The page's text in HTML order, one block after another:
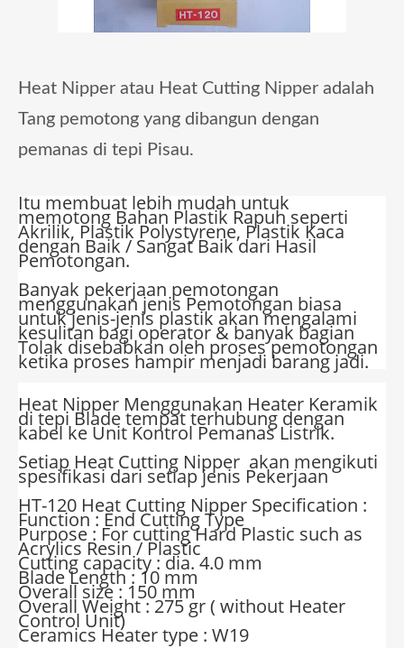
Heat Nipper atau Heat Cutting Nipper adalah
Tang pemotong yang dibangun dengan
pemanas di tepi Pisau.
Itu membuat lebih mudah untuk
memotong Bahan Plastik Rapuh seperti
Akrilik, Plastik Polystyrene, Plastik Kaca
dengan Baik / Sangat Baik dari Hasil
Pemotongan.
Banyak pekerjaan pemotongan
menggunakan jenis Pemotongan biasa
untuk jenis-jenis plastik akan mengalami
kesulitan bagi operator & banyak bagian
Tolak disebabkan oleh proses pemotongan
ketika proses hampir menjadi barang jadi.
Heat Nipper Menggunakan Heater Keramik
di tepi Blade tempat terhubung dengan
kabel ke Unit Kontrol Pemanas Listrik.
Setiap Heat Cutting Nipper akan mengikuti
spesifikasi dari setiap jenis Pekerjaan
HT-120 Heat Cutting Nipper Specification :
Function : End Cutting Type
Purpose : For cutting Hard Plastic such as
Acrylics Resin / Plastic
Cutting capacity : dia. 4.0 mm
Blade Length : 10 mm
Overall size : 150 mm
Overall Weight : 275 gr ( without Heater
Control Unit)
Ceramics Heater type : W19